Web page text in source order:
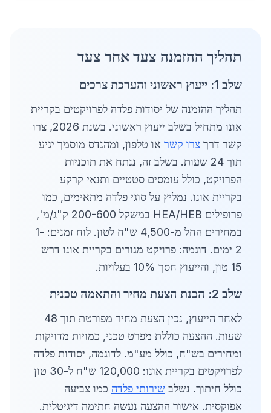
תהליך ההזמנה צעד אחר צעד
שלב 1: ייעוץ ראשוני והערכת צרכים
תהליך ההזמנה של יסודות פלדה לפרויקטים בקריית
אונו מתחיל בשלב ייעוץ ראשוני. בשנת 2026, צרו
קשר דרך צרו קשר או טלפון, ומהנדס מוסמך יגיע
תוך 24 שעות. בשלב זה, ננתח את תוכניות
הפרויקט, כולל עומסים סטטיים ותנאי קרקע
בקריית אונו. נמליץ על סוגי פלדה מתאימים, כמו
פרופילים HEA/HEB במשקל 200-600 ק"ג/מ',
במחירים החל מ-4,500 ש"ח לטון. לוח זמנים: 1-
2 ימים. דוגמה: פרויקט מגורים בקריית אונו דרש
15 טון, והייעוץ חסך 10% בעלויות.
שלב 2: הכנת הצעת מחיר והתאמה טכנית
לאחר הייעוץ, נכין הצעת מחיר מפורטת תוך 48
שעות. ההצעה כוללת מפרט טכני, כמויות מדויקות
ומחירים בש"ח, כולל מע"מ. לדוגמה, יסודות פלדה
לפרויקטים בקריית אונו: 120,000 ש"ח ל-30 טון
כולל חיתוך. נשלב שירותי פלדה כמו צביעה
אפוקסית. אישור ההצעה נעשה חתימה דיגיטלית.